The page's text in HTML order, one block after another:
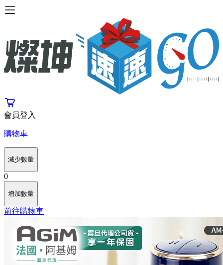
會員登入
購物車
減少數量
0
增加數量
前往購物車